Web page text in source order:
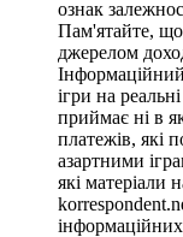
ознак
Пам'ятайте, що
джерелом
ігри на
приймає ні в
платежів, які
азартними
які матеріали